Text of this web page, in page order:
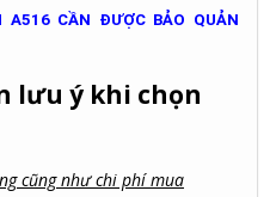
A516 CẦN ĐƯỢC BẢO QUẢN
lưu ý khi chọn
cũng như chi phí mua